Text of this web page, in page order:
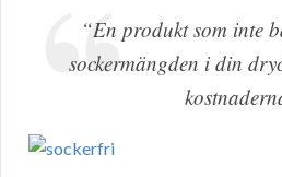
“En produkt som inte
sockermängden i din